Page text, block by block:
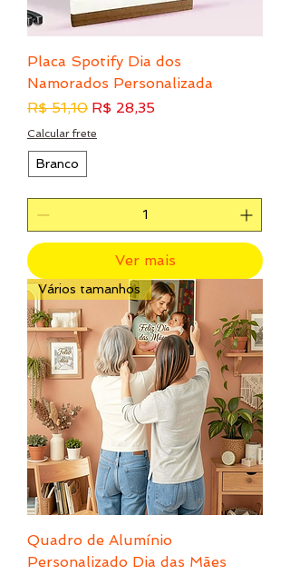
Placa Spotify Dia dos
Namorados Personalizada
Preço normal
R$ 51,10 Preço promocional
R$ 28,35
Calcular frete
Branco
Ver mais
Vários tamanhos
Quadro de Alumínio
Personalizado Dia das Mães